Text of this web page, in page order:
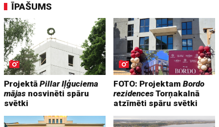
ĪPAŠUMS
ProjektāPillar Iļģuciema
mājas nosvinēti spāru
svētki
FOTO: ProjektamBordo
rezidencesTorņakalnā
atzīmēti spāru svētki